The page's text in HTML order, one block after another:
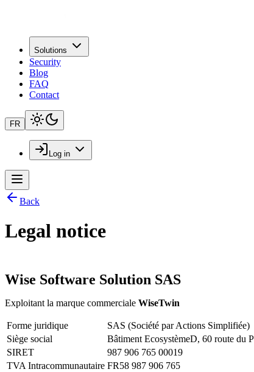
Solutions
Security
Blog
FAQ
Contact
FR
Log in
Back
Legal notice
Wise Software Solution SAS
Exploitant la marque commerciale WiseTwin
Forme juridique
SAS (Société par Actions Simplifiée)
Siège social
Bâtiment EcosystèmeD, 60 route du
SIRET
987 906 765 00019
TVA Intracommunautaire FR58 987 906 765